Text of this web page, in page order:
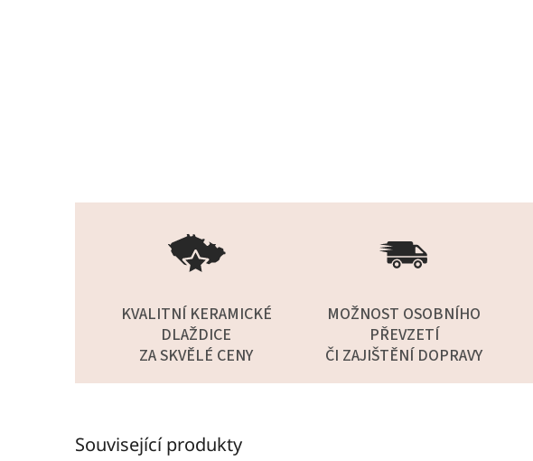
KVALITNÍ KERAMICKÉ
DLAŽDICE
ZA SKVĚLÉ CENY
MOŽNOST OSOBNÍHO
PŘEVZETÍ
ČI ZAJIŠTĚNÍ DOPRAVY
Související produkty